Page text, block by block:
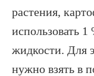
растения,
использовать 1
жидкости. Для
нужно взять в